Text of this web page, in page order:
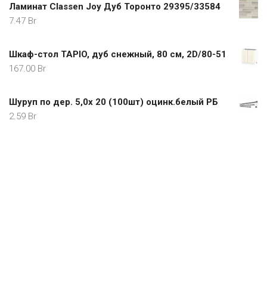
Ламинат Classen Joy Дуб Торонто 29395/33584
7.47 Br
Шкаф-стол TAPIO, дуб снежный, 80 см, 2D/80-51
167.00 Br
Шуруп по дер. 5,0х 20 (100шт) оцинк.белый РБ
2.59 Br